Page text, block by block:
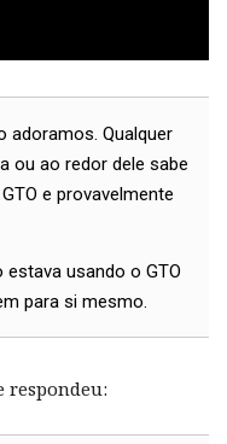
adoramos. Qualquer
ou ao redor dele sabe
e provavelmente
usando o GTO
para si mesmo.
respondeu: